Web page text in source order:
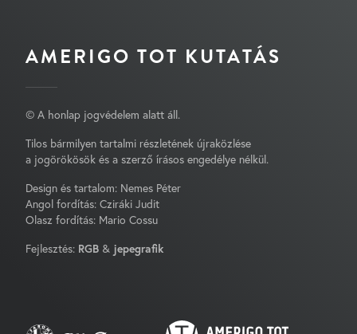
AMERIGO TOT KUTATÁS
© A honlap jogvédelem alatt áll.
Tilos bármilyen tartalmi részletének újraközlése
a jogörökösök és a szerző írásos engedélye nélkül.
Design és tartalom: Nemes Péter
Angol fordítás: Cziráki Judit
Olasz fordítás: Mario Cossu
Fejlesztés: RGB & jepegrafik